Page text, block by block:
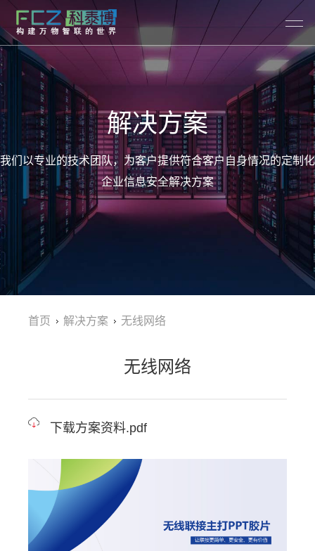
解决方案
我们以专业的技术团队，为客户提供符合客户自身情况的定制化
企业信息安全解决方案
首页 解决方案 无线网络
无线网络
下载方案资料.pdf